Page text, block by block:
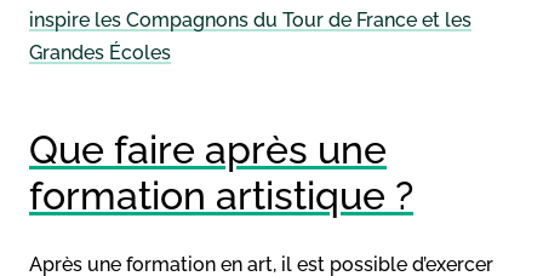
inspire les Compagnons du Tour de France et les
Grandes Écoles
Que faire après une
formation artistique ?
Après une formation en art, il est possible d’exercer